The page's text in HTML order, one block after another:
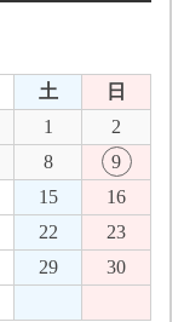
土
日
1
2
8
9
15
16
22
23
29
30